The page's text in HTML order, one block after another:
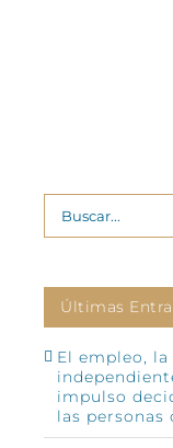
Buscar:
Últimas
El empleo,
impulso
las personas